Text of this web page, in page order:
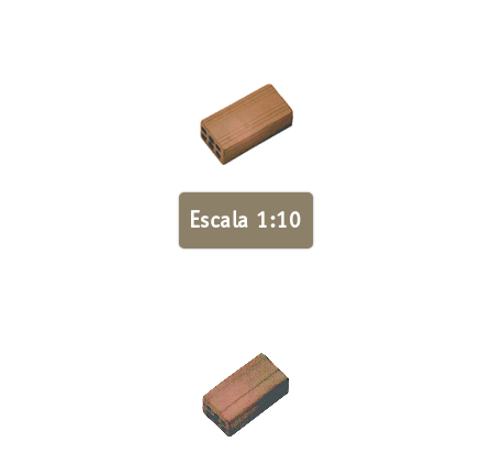
Escala 1:10